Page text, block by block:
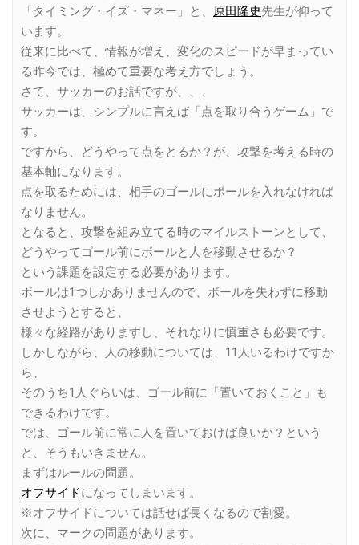
「タイミング・イズ・マネー」と、 原田隆史先生が仰って
います。
従来に比べて、情報が増え、変化のスピードが早まってい
る昨今では、極めて重要な考え方でしょう。
さて、サッカーのお話ですが、、、
サッカーは、シンプルに言えば「点を取り合うゲーム」で
す。
ですから、どうやって点をとるか？が、攻撃を考える時の
基本軸になります。
点を取るためには、相手のゴールにボールを入れなければ
なりません。
となると、攻撃を組み立てる時のマイルストーンとして、
どうやってゴール前にボールと人を移動させるか？
という課題を設定する必要があります。
ボールは1つしかありませんので、ボールを失わずに移動
させようとすると、
様々な経路がありますし、それなりに慎重さも必要です。
しかしながら、人の移動については、11人いるわけですか
ら、
そのうち1人ぐらいは、ゴール前に「置いておくこと」も
できるわけです。
では、ゴール前に常に人を置いておけば良いか？という
と、そうもいきません。
まずはルールの問題。
オフサイドになってしまいます。
※オフサイドについては話せば長くなるので割愛。
次に、マークの問題があります。